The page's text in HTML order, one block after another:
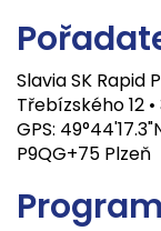
Slavia SK Rapid
Třebízského 12
GPS:
P9QG+75 Plzeň